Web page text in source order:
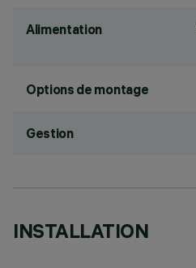
Alimentation
Options de montage
Gestion
INSTALLATION